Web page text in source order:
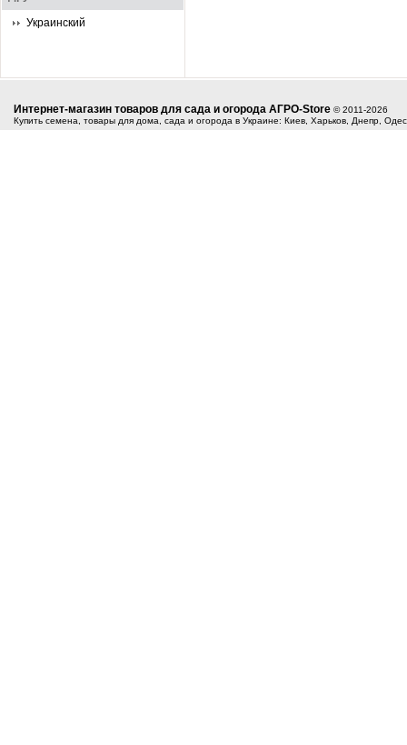
Украинский
Интернет-магазин товаров для сада и огорода АГРО-Store © 2011-2026
Купить семена, товары для дома, сада и огорода в Украине: Киев, Харьков, Днепр,